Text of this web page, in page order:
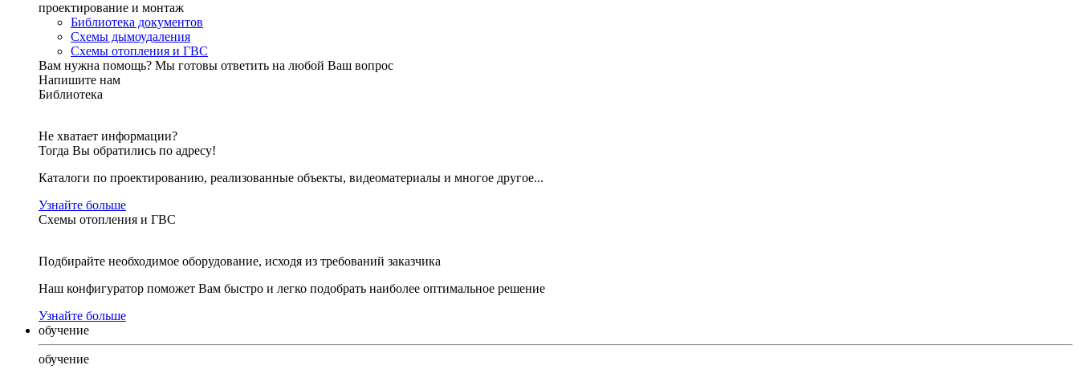
проектирование и монтаж
Библиотека документов
Схемы дымоудаления
Схемы отопления и ГВС
Вам нужна помощь? Мы готовы ответить на любой Ваш вопрос
Напишите нам
Библиотека
Не хватает информации?
Тогда Вы обратились по адресу!
Каталоги по проектированию, реализованные объекты, видеоматериалы и многое другое...
Узнайте больше
Схемы отопления и ГВС
Подбирайте необходимое оборудование, исходя из требований заказчика
Наш конфигуратор поможет Вам быстро и легко подобрать наиболее оптимальное решение
Узнайте больше
обучение
обучение